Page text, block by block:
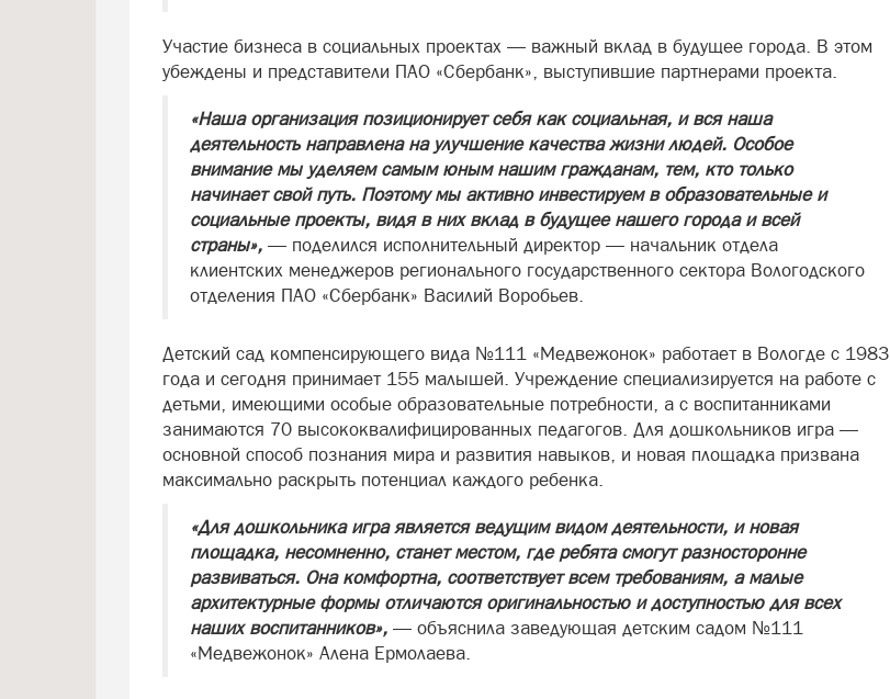
Участие бизнеса в социальных проектах — важный вклад в будущее города. В этом
убеждены и представители ПАО «Сбербанк», выступившие партнерами проекта.
«Наша организация позиционирует себя как социальная, и вся наша
деятельность направлена на улучшение качества жизни людей. Особое
внимание мы уделяем самым юным нашим гражданам, тем, кто только
начинает свой путь. Поэтому мы активно инвестируем в образовательные и
социальные проекты, видя в них вклад в будущее нашего города и всей
страны», — поделился исполнительный директор — начальник отдела
клиентских менеджеров регионального государственного сектора Вологодского
отделения ПАО «Сбербанк» Василий Воробьев.
Детский сад компенсирующего вида №111 «Медвежонок» работает в Вологде с 1983
года и сегодня принимает 155 малышей. Учреждение специализируется на работе с
детьми, имеющими особые образовательные потребности, а с воспитанниками
занимаются 70 высококвалифицированных педагогов. Для дошкольников игра —
основной способ познания мира и развития навыков, и новая площадка призвана
максимально раскрыть потенциал каждого ребенка.
«Для дошкольника игра является ведущим видом деятельности, и новая
площадка, несомненно, станет местом, где ребята смогут разносторонне
развиваться. Она комфортна, соответствует всем требованиям, а малые
архитектурные формы отличаются оригинальностью и доступностью для всех
наших воспитанников», — объяснила заведующая детским садом №111
«Медвежонок» Алена Ермолаева.